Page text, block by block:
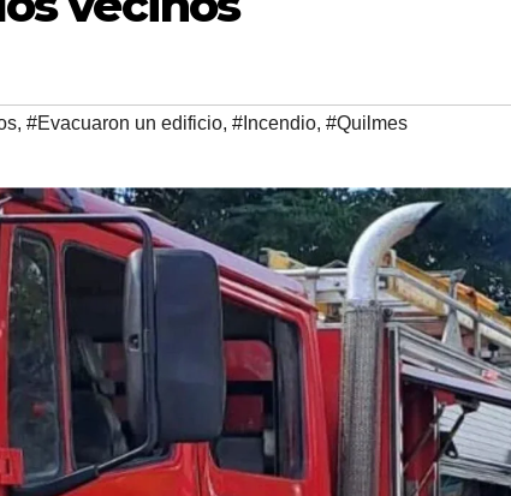
, #Evacuaron un edificio, #Incendio, #Quilmes